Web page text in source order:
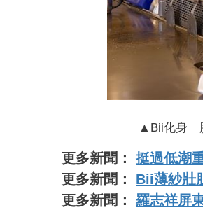
▲Bii化身「
更多新聞： 挺過低潮
更多新聞： Bii薄紗壯
更多新聞： 羅志祥屏